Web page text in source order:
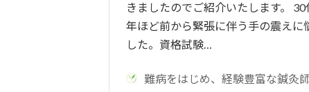
きましたのでご紹介いたします。
年ほど前から緊張に伴う手の震えに
した。資格試験…
難病をはじめ、経験豊富な鍼灸